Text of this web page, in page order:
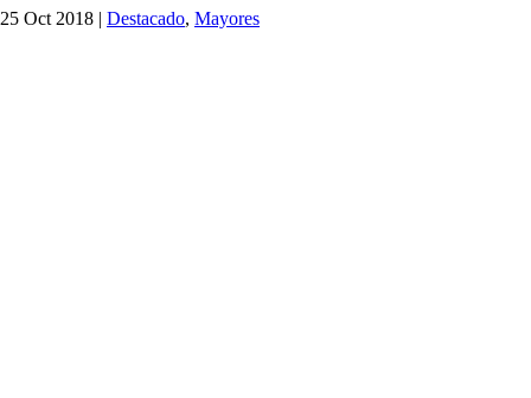
25 Oct 2018 | Destacado, Mayores